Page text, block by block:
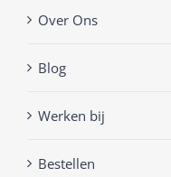
Over Ons
Blog
Werken bij
Bestellen